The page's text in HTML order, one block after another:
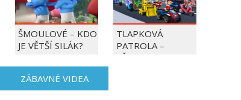
ŠMOULOVÉ – KDO
JE VĚTŠÍ SILÁK?
TLAPKOVÁ
PATROLA –
VŠECHNY TLAPKY
ZÁBAVNÉ VIDEA